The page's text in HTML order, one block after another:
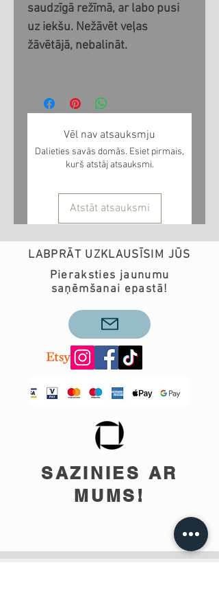
saudzīgā režīmā, ar labo pusi
uz iekšu. Nežāvēt veļas
žāvētājā, nebalināt.
Vēl nav atsauksmju
Dalieties savās domās. Esiet pirmais,
kurš atstāj atsauksmi.
Atstāt atsauksmi
LABPRĀT UZKLAUSĪSIM JŪS
Pieraksties jaunumu
saņēmšanai epastā!
SAZINIES AR
MUMS!